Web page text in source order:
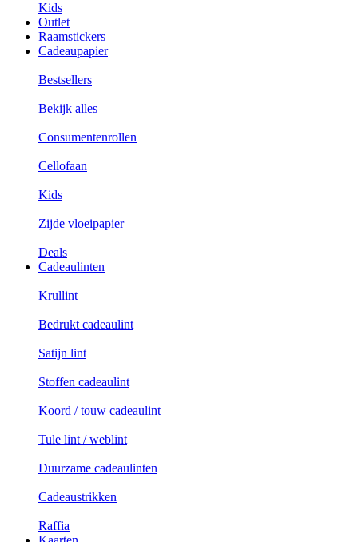
Kids
Outlet
Raamstickers
Cadeaupapier
Bestsellers
Bekijk alles
Consumentenrollen
Cellofaan
Kids
Zijde vloeipapier
Deals
Cadeaulinten
Krullint
Bedrukt cadeaulint
Satijn lint
Stoffen cadeaulint
Koord / touw cadeaulint
Tule lint / weblint
Duurzame cadeaulinten
Cadeaustrikken
Raffia